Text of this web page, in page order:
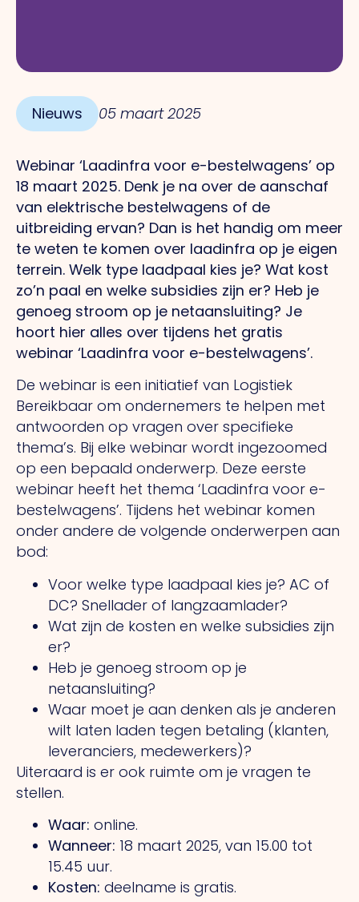
Nieuws 05 maart 2025
Webinar ‘Laadinfra voor e-bestelwagens’ op
18 maart 2025. Denk je na over de aanschaf
van elektrische bestelwagens of de
uitbreiding ervan? Dan is het handig om meer
te weten te komen over laadinfra op je eigen
terrein. Welk type laadpaal kies je? Wat kost
zo’n paal en welke subsidies zijn er? Heb je
genoeg stroom op je netaansluiting? Je
hoort hier alles over tijdens het gratis
webinar ‘Laadinfra voor e-bestelwagens’.
De webinar is een initiatief van Logistiek
Bereikbaar om ondernemers te helpen met
antwoorden op vragen over specifieke
thema’s. Bij elke webinar wordt ingezoomed
op een bepaald onderwerp. Deze eerste
webinar heeft het thema ‘Laadinfra voor e-
bestelwagens’. Tijdens het webinar komen
onder andere de volgende onderwerpen aan
bod:
Voor welke type laadpaal kies je? AC of
DC? Snellader of langzaamlader?
Wat zijn de kosten en welke subsidies zijn
er?
Heb je genoeg stroom op je
netaansluiting?
Waar moet je aan denken als je anderen
wilt laten laden tegen betaling (klanten,
leveranciers, medewerkers)?
Uiteraard is er ook ruimte om je vragen te
stellen.
Waar: online.
Wanneer: 18 maart 2025, van 15.00 tot
15.45 uur.
Kosten: deelname is gratis.